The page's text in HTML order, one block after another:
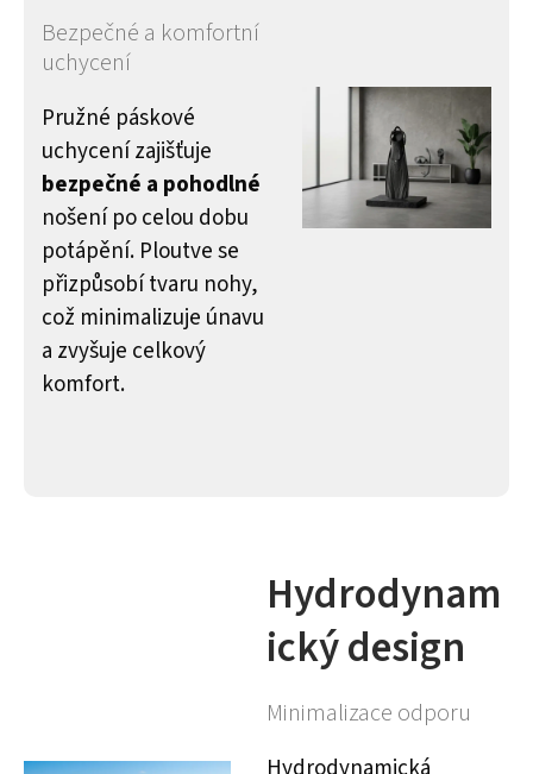
Bezpečné a komfortní
uchycení
Pružné páskové
uchycení zajišťuje
bezpečné a pohodlné
nošení po celou dobu
potápění. Ploutve se
přizpůsobí tvaru nohy,
což minimalizuje únavu
a zvyšuje celkový
komfort.
Hydrodynam
ický design
Minimalizace odporu